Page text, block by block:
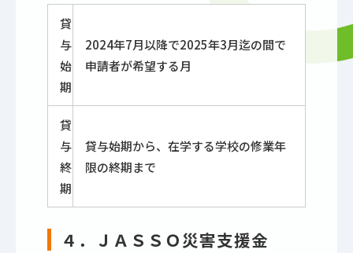
貸
与
始
期
2024年7月以降で2025年3⽉迄の間で
申請者が希望する⽉
貸
与
終
期
貸与始期から、在学する学校の修業年
限の終期まで
４．ＪＡＳＳＯ災害支援金